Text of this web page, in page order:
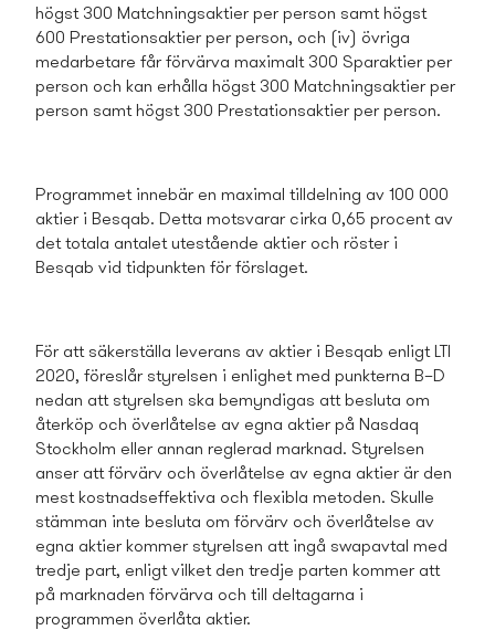
högst 300 Matchningsaktier per person samt högst
600 Prestationsaktier per person, och (iv) övriga
medarbetare får förvärva maximalt 300 Sparaktier per
person och kan erhålla högst 300 Matchningsaktier per
person samt högst 300 Prestationsaktier per person.
Programmet innebär en maximal tilldelning av 100 000
aktier i Besqab. Detta motsvarar cirka 0,65 procent av
det totala antalet utestående aktier och röster i
Besqab vid tidpunkten för förslaget.
För att säkerställa leverans av aktier i Besqab enligt LTI
2020, föreslår styrelsen i enlighet med punkterna B–D
nedan att styrelsen ska bemyndigas att besluta om
återköp och överlåtelse av egna aktier på Nasdaq
Stockholm eller annan reglerad marknad. Styrelsen
anser att förvärv och överlåtelse av egna aktier är den
mest kostnadseffektiva och flexibla metoden. Skulle
stämman inte besluta om förvärv och överlåtelse av
egna aktier kommer styrelsen att ingå swapavtal med
tredje part, enligt vilket den tredje parten kommer att
på marknaden förvärva och till deltagarna i
programmen överlåta aktier.